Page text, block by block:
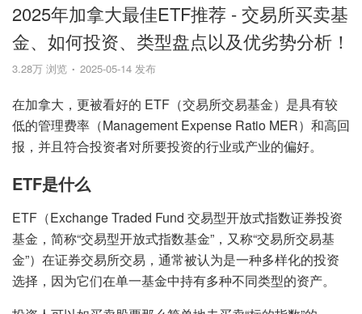
2025年加拿大最佳ETF推荐 - 交易所买卖基
金、如何投资、类型盘点以及优劣势分析！
3.28万 浏览 2025-05-14 发布
在加拿大，更被看好的 ETF（交易所交易基金）是具有较
低的管理费率（Management Expense Ratio MER）和高回
报，并且符合投资者对所要投资的行业或产业的偏好。
ETF是什么
ETF（Exchange Traded Fund 交易型开放式指数证券投资
基金，简称“交易型开放式指数基金”，又称“交易所交易基
金”）在证券交易所交易，通常被认为是一种多样化的投资
选择，因为它们在单一基金中持有多种不同类型的资产。